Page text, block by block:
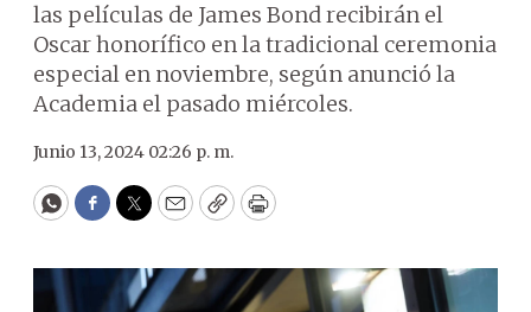
las películas de James Bond recibirán el
Oscar honorífico en la tradicional ceremonia
especial en noviembre, según anunció la
Academia el pasado miércoles.
Junio 13, 2024 02:26 p. m.
WhatsApp
Facebook
Twitter
EmailCopyPrint